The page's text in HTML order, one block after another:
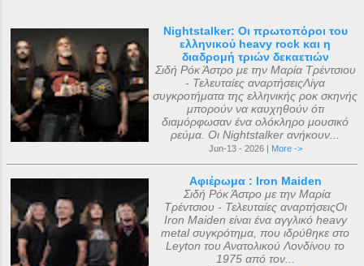
Nightstalker: Οι πρωτοπόροι του
ελληνικού heavy rock και η
διαδρομή τριών δεκαετιών
Σιδή Ρόκ Άστρο με την Μαρία Τρέντσιου
- Τελευταίες αναρτήσειςΛίγα
συγκροτήματα της ελληνικής ροκ σκηνής
μπορούν να καυχηθούν ότι
διαμόρφωσαν ένα ολόκληρο μουσικό
ρεύμα. Οι Nightstalker ανήκουν...
Jun-13 - 2026 | More ->
Αφιέρωμα : Iron Maiden
Σιδή Ρόκ Άστρο με την Μαρία
Τρέντσιου - Τελευταίες αναρτήσειςΟι
Iron Maiden είναι ένα αγγλικό heavy
metal συγκρότημα, που ιδρύθηκε στο
Leyton του Ανατολικού Λονδίνου το
1975 από τον...